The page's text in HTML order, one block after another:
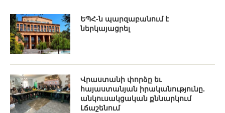
ԵՊՀ-ն պարզաբանում է
ներկայացրել
Վրաստանի փորձը եւ
հայաստանյան իրականությունը.
անկուսակցական քննարկում
Լճաշենում